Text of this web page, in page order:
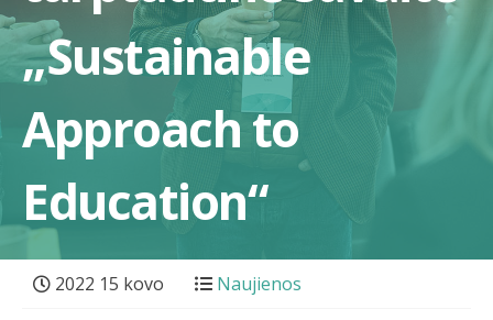
„Sustainable
Approach to
Education“
2022 15 kovo Naujienos